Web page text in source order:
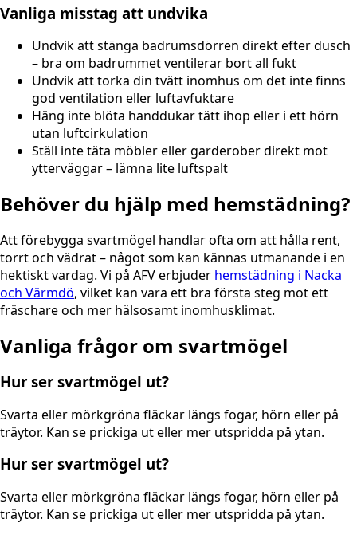
Vanliga misstag att undvika
Undvik att stänga badrumsdörren direkt efter dusch
– bra om badrummet ventilerar bort all fukt
Undvik att torka din tvätt inomhus om det inte finns
god ventilation eller luftavfuktare
Häng inte blöta handdukar tätt ihop eller i ett hörn
utan luftcirkulation
Ställ inte täta möbler eller garderober direkt mot
ytterväggar – lämna lite luftspalt
Behöver du hjälp med hemstädning?
Att förebygga svartmögel handlar ofta om att hålla rent,
torrt och vädrat – något som kan kännas utmanande i en
hektiskt vardag. Vi på AFV erbjuder hemstädning i Nacka
och Värmdö, vilket kan vara ett bra första steg mot ett
fräschare och mer hälsosamt inomhusklimat.
Vanliga frågor om svartmögel
Hur ser svartmögel ut?
Svarta eller mörkgröna fläckar längs fogar, hörn eller på
träytor. Kan se prickiga ut eller mer utspridda på ytan.
Hur ser svartmögel ut?
Svarta eller mörkgröna fläckar längs fogar, hörn eller på
träytor. Kan se prickiga ut eller mer utspridda på ytan.